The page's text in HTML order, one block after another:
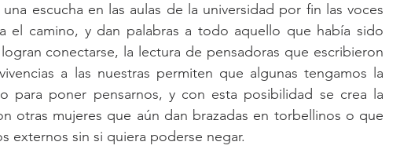
escucha en las aulas de la universidad por fin las voces
el camino, y dan palabras a todo aquello que había sido
conectarse, la lectura de pensadoras que escribieron
a las nuestras permiten que algunas tengamos la
para poner pensarnos, y con esta posibilidad se crea la
otras mujeres que aún dan brazadas en torbellinos o que
externos sin si quiera poderse negar.